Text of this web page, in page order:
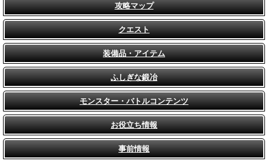
攻略マップ
クエスト
装備品・アイテム
ふしぎな鍛冶
モンスター・バトルコンテンツ
お役立ち情報
事前情報